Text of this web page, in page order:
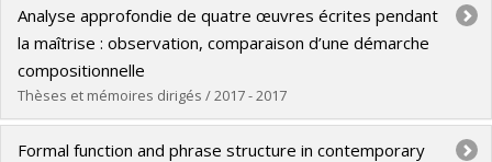
Diplômé(e) :Montanari Cabral, Thais
Cycle :Maîtrise
Diplôme obtenu :
Lien vers le document dans Papyrus
Analyse approfondie de quatre œuvres écrites pendant
la maîtrise : observation, comparaison d’une démarche
compositionnelle
Thèses et mémoires dirigés / 2017 - 2017
Diplômé(e) :Zakharava, Yuliya
Formal function and phrase structure in contemporary